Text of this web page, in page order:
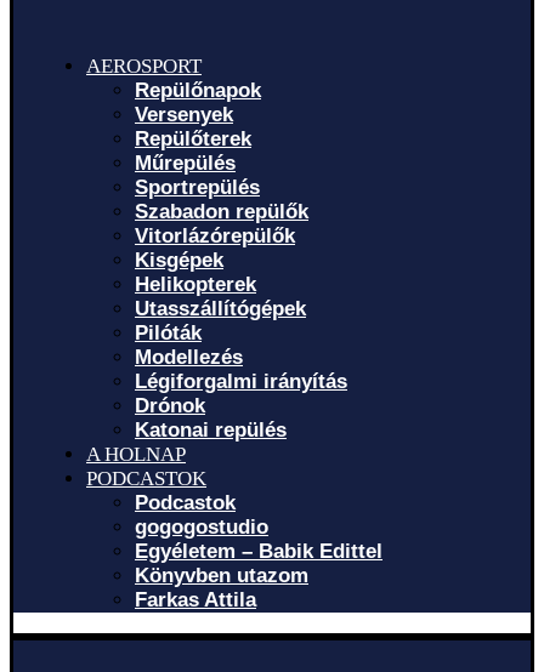
AEROSPORT
Repülőnapok
Versenyek
Repülőterek
Műrepülés
Sportrepülés
Szabadon repülők
Vitorlázórepülők
Kisgépek
Helikopterek
Utasszállítógépek
Pilóták
Modellezés
Légiforgalmi irányítás
Drónok
Katonai repülés
A HOLNAP
PODCASTOK
Podcastok
gogogostudio
Egyéletem – Babik Edittel
Könyvben utazom
Farkas Attila